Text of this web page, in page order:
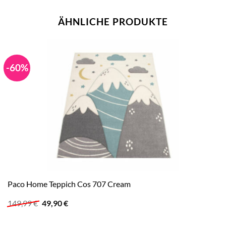
ÄHNLICHE PRODUKTE
-60%
Paco Home Teppich Cos 707 Cream
149,99€ Ursprünglicher
Preis
49,90€Aktueller